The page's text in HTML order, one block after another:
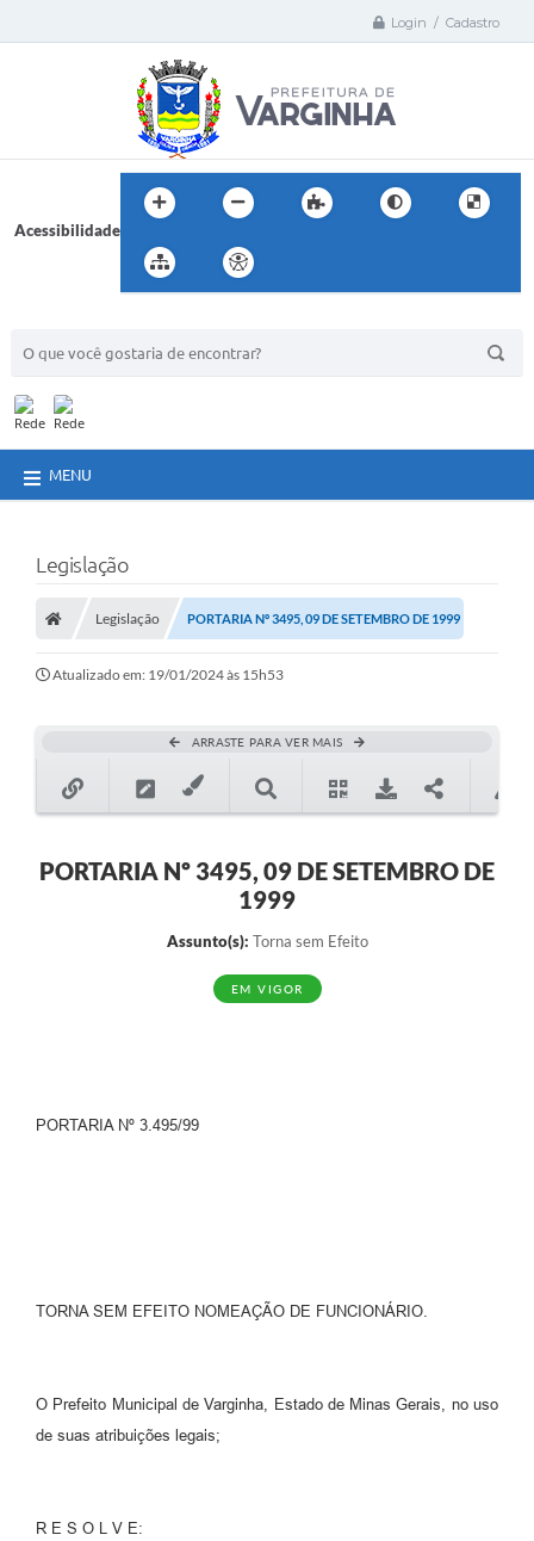
Login / Cadastro
Acessibilidade
MENU
Legislação
Legislação PORTARIA Nº 3495, 09 DE SETEMBRO DE 1999
Atualizado em: 19/01/2024 às 15h53
ARRASTE PARA VER MAIS
PORTARIA Nº 3495, 09 DE SETEMBRO DE
1999
Assunto(s): Torna sem Efeito
EM VIGOR
PORTARIA Nº 3.495/99
TORNA SEM EFEITO NOMEAÇÃO DE FUNCIONÁRIO.
O Prefeito Municipal de Varginha, Estado de Minas Gerais, no uso
de suas atribuições legais;
R E S O L V E: